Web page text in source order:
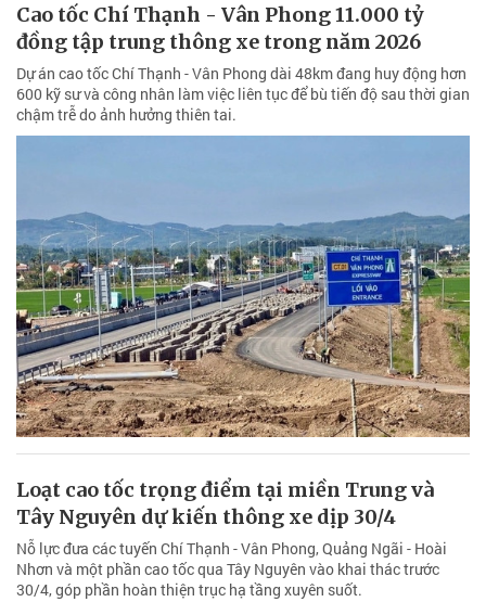
Cao tốc Chí Thạnh - Vân Phong 11.000 tỷ
đồng tập trung thông xe trong năm 2026
Dự án cao tốc Chí Thạnh - Vân Phong dài 48km đang huy động hơn
600 kỹ sư và công nhân làm việc liên tục để bù tiến độ sau thời gian
chậm trễ do ảnh hưởng thiên tai.
Loạt cao tốc trọng điểm tại miền Trung và
Tây Nguyên dự kiến thông xe dịp 30/4
Nỗ lực đưa các tuyến Chí Thạnh - Vân Phong, Quảng Ngãi - Hoài
Nhơn và một phần cao tốc qua Tây Nguyên vào khai thác trước
30/4, góp phần hoàn thiện trục hạ tầng xuyên suốt.